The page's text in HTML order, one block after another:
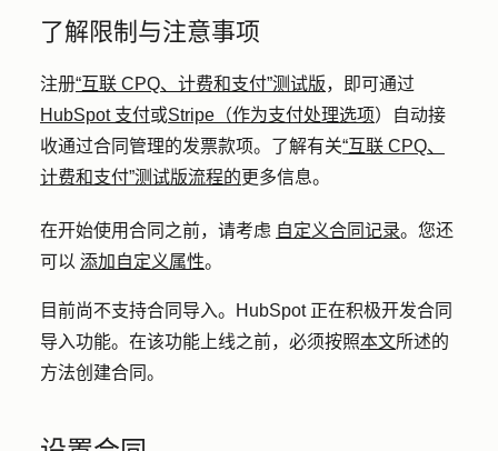
了解限制与注意事项
注册“互联 CPQ、计费和支付”测试版，即可通过
HubSpot 支付或Stripe（作为支付处理选项）自动接
收通过合同管理的发票款项。了解有关“互联 CPQ、
计费和支付”测试版流程的更多信息。
在开始使用合同之前，请考虑 自定义合同记录。您还
可以 添加自定义属性。
目前尚不支持合同导入。HubSpot 正在积极开发合同
导入功能。在该功能上线之前，必须按照本文所述的
方法创建合同。